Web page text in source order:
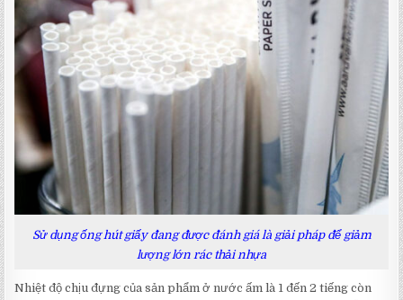
Sử dụng ống hút giấy đang được đánh giá là giải pháp để giảm
lượng lớn rác thải nhựa
Nhiệt độ chịu đựng của sản phẩm ở nước ấm là 1 đến 2 tiếng còn